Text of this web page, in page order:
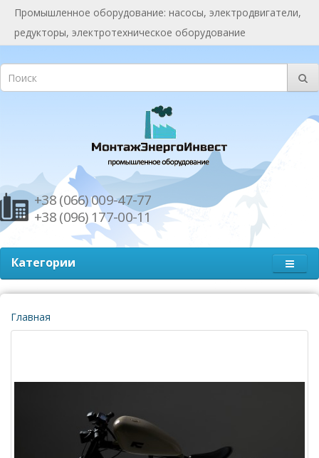
Промышленное оборудование: насосы, электродвигатели,
редукторы, электротехническое оборудование
+38 (066) 009-47-77
+38 (096) 177-00-11
Категории
Главная